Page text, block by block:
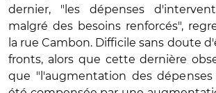
dernier, "les dépenses
malgré des besoins renforcés",
la rue Cambon. Difficile sans doute
fronts, alors que cette dernière
que "l'augmentation des dépenses